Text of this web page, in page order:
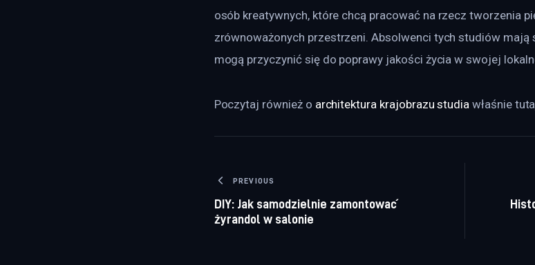
osób kreatywnych, które chcą pracować na rzecz tworzenia
zrównoważonych przestrzeni. Absolwenci tych studiów
mogą przyczynić się do poprawy jakości życia w swojej
Poczytaj również o architektura krajobrazu studia właśnie
Nawigacja wpisu
PREVIOUS
DIY: Jak samodzielnie zamontować
żyrandol w salonie